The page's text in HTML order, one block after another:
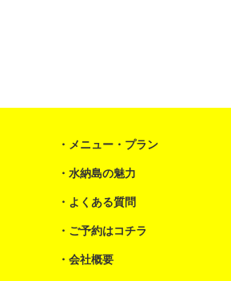
メニュー・プラン
水納島の魅力
よくある質問
ご予約はコチラ
会社概要